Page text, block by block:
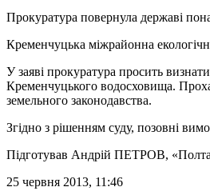
Прокуратура повернула державі
Кременчуцька міжрайонна
У заяві прокуратура просить
Кременчуцького водосховища.
земельного законодавства.
Згідно з рішенням суду, позовні
Підготував Андрій ПЕТРОВ,
25 червня 2013, 11:46